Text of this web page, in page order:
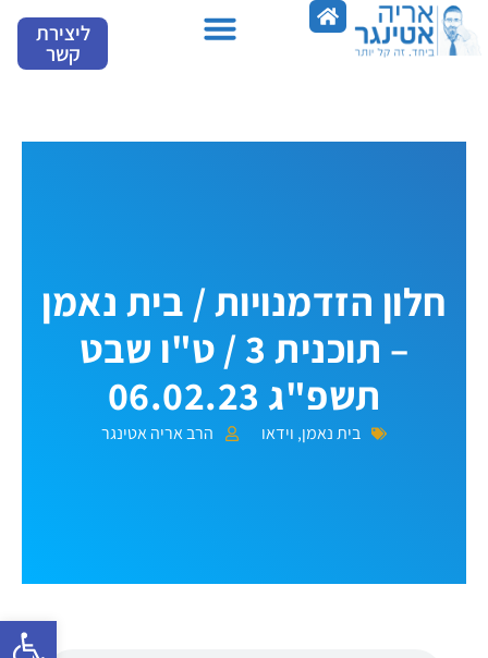
דילוג
לתוכן
ליצירת
קשר
חלון הזדמנויות / בית נאמן
– תוכנית 3 / ט"ו שבט
תשפ"ג 06.02.23
בית נאמן, וידאו הרב אריה אטינגר
פתח